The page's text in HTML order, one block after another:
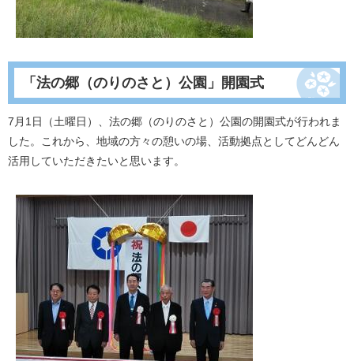
「法の郷（のりのさと）公園」開園式
7月1日（土曜日）、法の郷（のりのさと）公園の開園式が行われま
した。これから、地域の方々の憩いの場、活動拠点としてどんどん
活用していただきたいと思います。